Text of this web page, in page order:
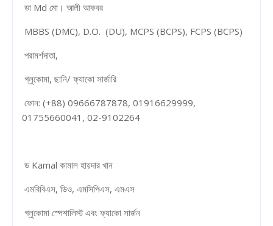
ডা Md মো। আলী আকবর
MBBS (DMC), D.O. (DU), MCPS (BCPS), FCPS (BCPS)
পরামর্শদাতা,
গ্লুকোমা, ছানি/ ফ্যাকো সার্জারি
ফোন: (+88) 09666787878, 01916629999,
01755660041, 02-9102264
ড Kamal কামাল হায়দার খান
এমবিবিএস, ডিও, এমসিপিএস, এমএস
গ্লুকোমা স্পেশালিস্ট এবং ফ্যাকো সার্জন